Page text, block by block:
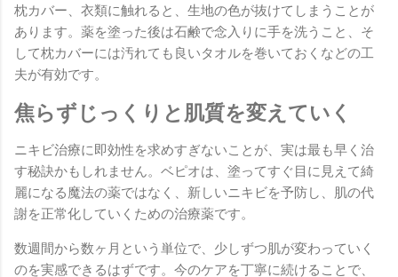
枕カバー、衣類に触れると、生地の色が抜けてしまうことが
あります。薬を塗った後は石鹸で念入りに手を洗うこと、そ
して枕カバーには汚れても良いタオルを巻いておくなどの工
夫が有効です。
焦らずじっくりと肌質を変えていく
ニキビ治療に即効性を求めすぎないことが、実は最も早く治
す秘訣かもしれません。ベピオは、塗ってすぐ目に見えて綺
麗になる魔法の薬ではなく、新しいニキビを予防し、肌の代
謝を正常化していくための治療薬です。
数週間から数ヶ月という単位で、少しずつ肌が変わっていく
のを実感できるはずです。今のケアを丁寧に続けることで、